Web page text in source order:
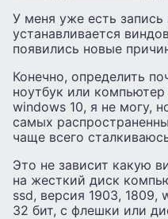
У меня уже есть запись
устанавливается
появились новые
Конечно, определить
ноутбук или компьютер
windows 10, я не могу,
самых
чаще всего
Это не зависит какую
на жесткий диск
ssd, версия 1903, 1809,
32 бит, с флешки или